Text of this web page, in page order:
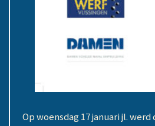
Op woensdag 17 januari jl.